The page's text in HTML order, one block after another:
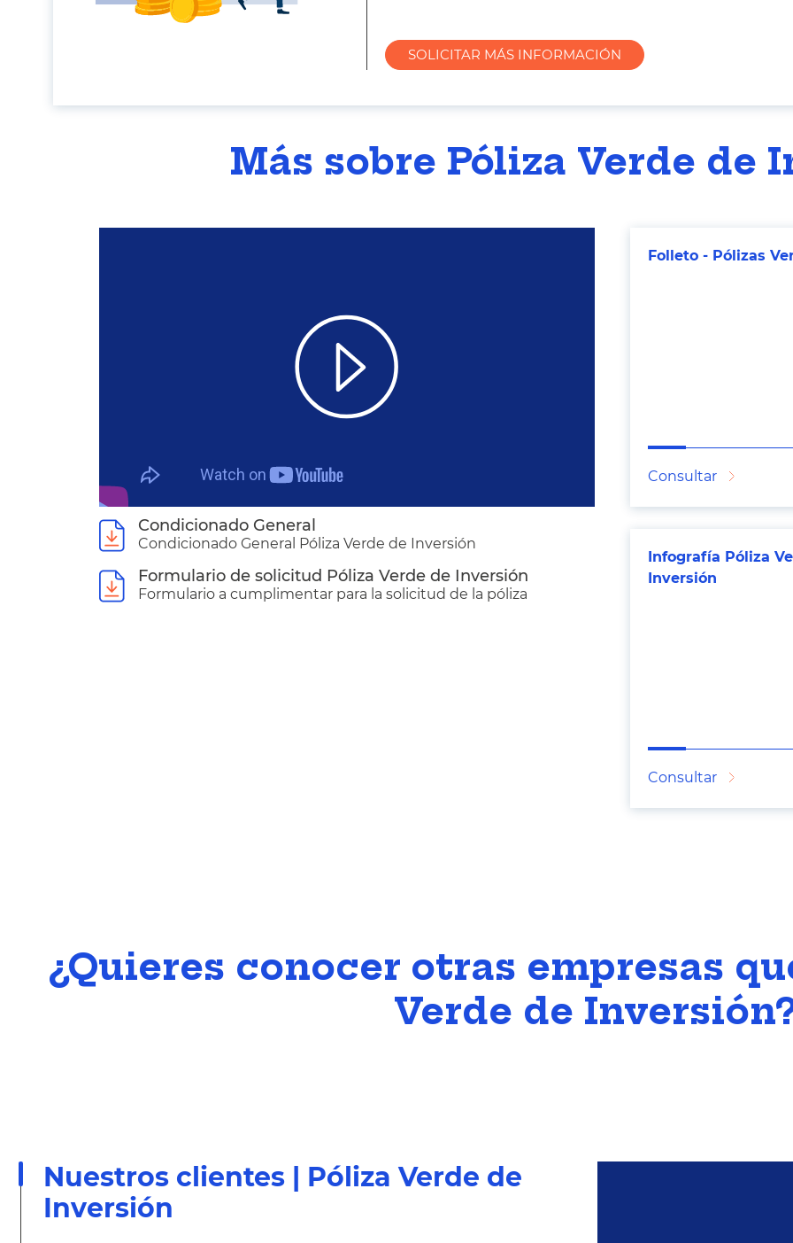
SOLICITAR MÁS INFORMACIÓN
Más sobre Póliza Verde de
Condicionado General
Condicionado General Póliza Verde de Inversión
Formulario de solicitud Póliza Verde de Inversión
Formulario a cumplimentar para la solicitud de la póliza
Folleto - Pólizas
Consultar
Infografía Póliza
Inversión
Consultar
¿Quieres conocer otras empresas
Verde de
Nuestros clientes | Póliza Verde de
Inversión